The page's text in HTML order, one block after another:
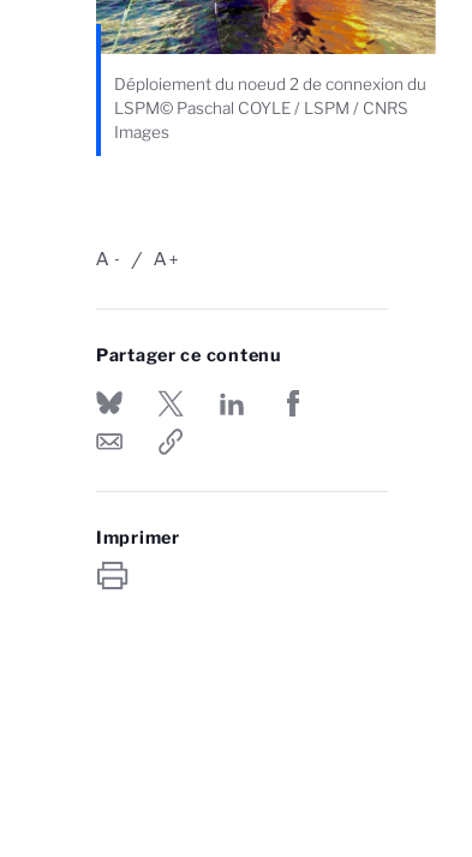
Déploiement du noeud 2 de connexion du
LSPM© Paschal COYLE / LSPM / CNRS
Images
-
A +
A
Partager ce contenu
Imprimer